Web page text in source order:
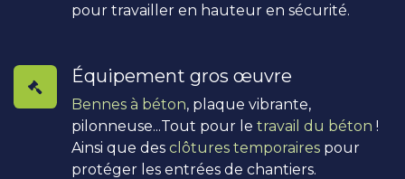
pour travailler en hauteur en sécurité.
Équipement gros œuvre
Bennes à béton, plaque vibrante,
pilonneuse...Tout pour le travail du béton !
Ainsi que des clôtures temporaires pour
protéger les entrées de chantiers.